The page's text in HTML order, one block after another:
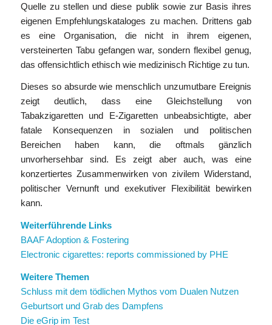
Quelle zu stellen und diese publik sowie zur Basis ihres
eigenen Empfehlungskataloges zu machen. Drittens gab
es eine Organisation, die nicht in ihrem eigenen,
versteinerten Tabu gefangen war, sondern flexibel genug,
das offensichtlich ethisch wie medizinisch Richtige zu tun.
Dieses so absurde wie menschlich unzumutbare Ereignis
zeigt deutlich, dass eine Gleichstellung von
Tabakzigaretten und E-Zigaretten unbeabsichtigte, aber
fatale Konsequenzen in sozialen und politischen
Bereichen haben kann, die oftmals gänzlich
unvorhersehbar sind. Es zeigt aber auch, was eine
konzertiertes Zusammenwirken von zivilem Widerstand,
politischer Vernunft und exekutiver Flexibilität bewirken
kann.
Weiterführende Links
BAAF Adoption & Fostering
Electronic cigarettes: reports commissioned by PHE
Weitere Themen
Schluss mit dem tödlichen Mythos vom Dualen Nutzen
Geburtsort und Grab des Dampfens
Die eGrip im Test